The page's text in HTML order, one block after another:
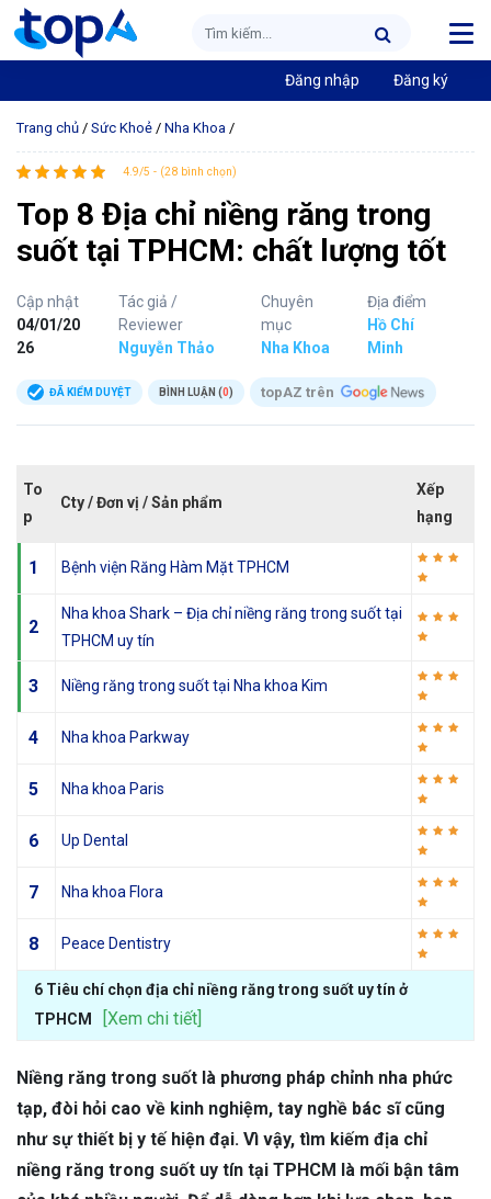
Đăng nhập Đăng ký
Trang chủ / Sức Khoẻ / Nha Khoa /
4.9/5 - (28 bình chọn)
Top 8 Địa chỉ niềng răng trong
suốt tại TPHCM: chất lượng tốt
Cập nhật
04/01/20
26
Tác giả /
Reviewer
Nguyễn Thảo
Chuyên
mục
Nha Khoa
Địa điểm
Hồ Chí
Minh
ĐÃ KIỂM DUYỆT BÌNH LUẬN (0) topAZ trên
To
p
Cty / Đơn vị / Sản phẩm
Xếp
hạng
1 Bệnh viện Răng Hàm Mặt TPHCM
2
Nha khoa Shark – Địa chỉ niềng răng trong suốt tại
TPHCM uy tín
3 Niềng răng trong suốt tại Nha khoa Kim
4 Nha khoa Parkway
5 Nha khoa Paris
6 Up Dental
7 Nha khoa Flora
8 Peace Dentistry
6 Tiêu chí chọn địa chỉ niềng răng trong suốt uy tín ở
TPHCM
[Xem chi tiết]
Niềng răng trong suốt là phương pháp chỉnh nha phức
tạp, đòi hỏi cao về kinh nghiệm, tay nghề bác sĩ cũng
như sự thiết bị y tế hiện đại. Vì vậy, tìm kiếm địa chỉ
niềng răng trong suốt uy tín tại TPHCM là mối bận tâm